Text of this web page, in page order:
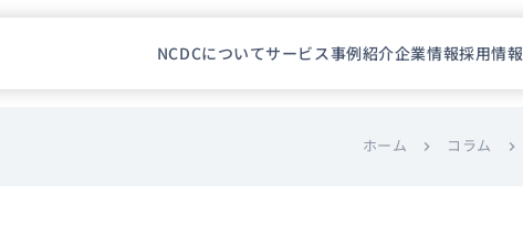
NCDCについてサービス事例紹介企業情報採用情報
ホーム chevron_right コラム chevron_right